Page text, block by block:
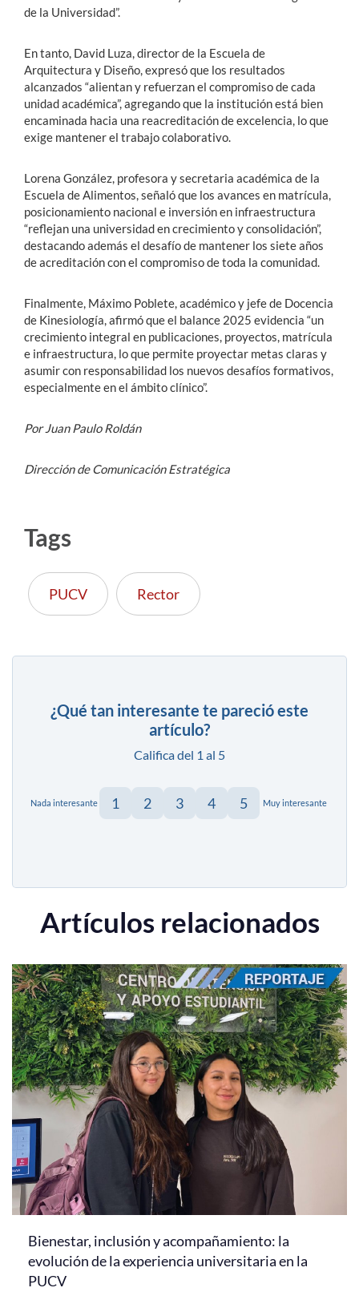
de la Universidad”.
En tanto, David Luza, director de la Escuela de
Arquitectura y Diseño, expresó que los resultados
alcanzados “alientan y refuerzan el compromiso de cada
unidad académica”, agregando que la institución está bien
encaminada hacia una reacreditación de excelencia, lo que
exige mantener el trabajo colaborativo.
Lorena González, profesora y secretaria académica de la
Escuela de Alimentos, señaló que los avances en matrícula,
posicionamiento nacional e inversión en infraestructura
“reflejan una universidad en crecimiento y consolidación”,
destacando además el desafío de mantener los siete años
de acreditación con el compromiso de toda la comunidad.
Finalmente, Máximo Poblete, académico y jefe de Docencia
de Kinesiología, afirmó que el balance 2025 evidencia “un
crecimiento integral en publicaciones, proyectos, matrícula
e infraestructura, lo que permite proyectar metas claras y
asumir con responsabilidad los nuevos desafíos formativos,
especialmente en el ámbito clínico”.
Por Juan Paulo Roldán
Dirección de Comunicación Estratégica
Tags
PUCV Rector
¿Qué tan interesante te pareció este
artículo?
Califica del 1 al 5
Nada interesante 1 2 3 4 5 Muy interesante
Artículos relacionados
Bienestar, inclusión y acompañamiento: la
evolución de la experiencia universitaria en la
PUCV